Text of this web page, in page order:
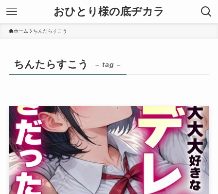
おひとり様の底ヂカラ
ホーム ちんたらすこう
ちんたらすこう – tag –